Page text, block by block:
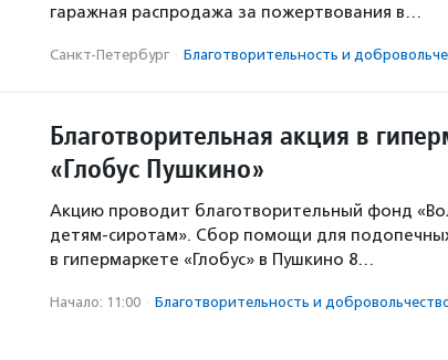
гаражная распродажа за пожертвования в…
Санкт-Петербург · Благотвори­тель­ность и
Благотворительная акция в
«Глобус Пушкино»
Акцию проводит благотворительный фонд
детям-сиротам». Сбор помощи для
в гипермаркете «Глобус» в Пушкино 8…
Начало: 11:00 · Благотвори­тель­ность и